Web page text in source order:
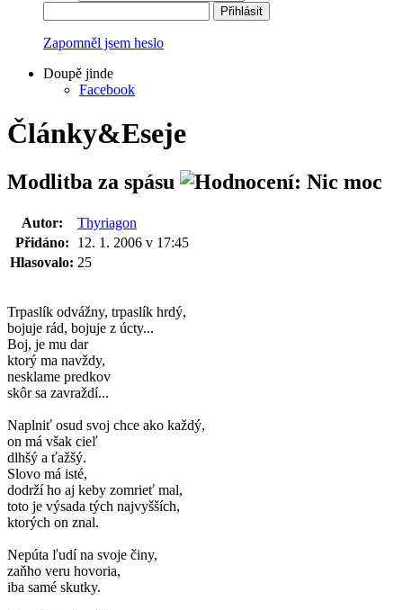
Zapomněl jsem heslo
Doupě jinde
Facebook
Články&Eseje
Modlitba za spásu
Autor:
Thyriagon
Přidáno:
12. 1. 2006 v 17:45
Hlasovalo: 25
Trpaslík odvážny, trpaslík hrdý,
bojuje rád, bojuje z úcty...
Boj, je mu dar
ktorý ma navždy,
nesklame predkov
skôr sa zavraždí...
Naplniť osud svoj chce ako každý,
on má však cieľ
dlhšý a ťažšý.
Slovo má isté,
dodrží ho aj keby zomrieť mal,
toto je výsada tých najvyšších,
ktorých on znal.
Nepúta ľudí na svoje činy,
zaňho veru hovoria,
iba samé skutky.